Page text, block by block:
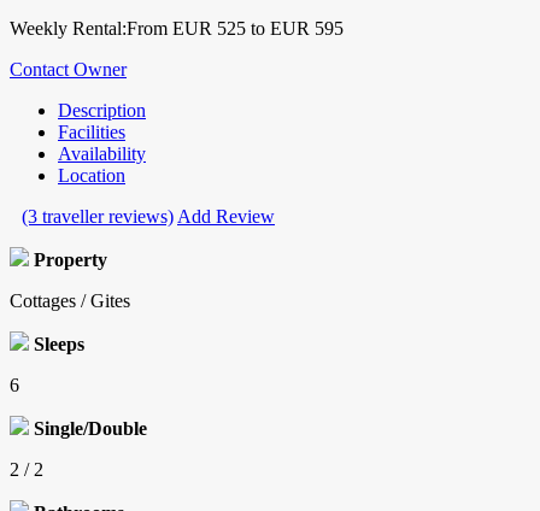
Weekly Rental:From EUR 525 to EUR 595
Contact Owner
Description
Facilities
Availability
Location
(3 traveller reviews) Add Review
Property
Cottages / Gites
Sleeps
6
Single/Double
2 / 2